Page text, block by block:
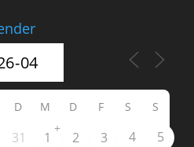
D M D F S S
31 1
+
2 3 4
5